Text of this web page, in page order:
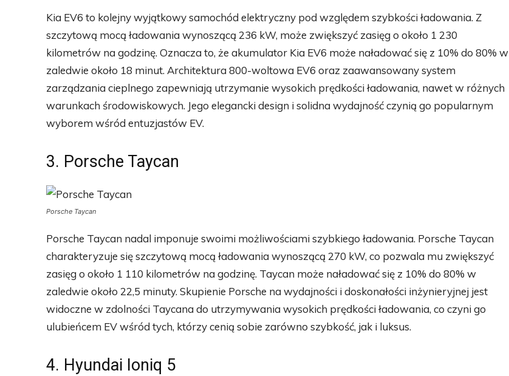
Kia EV6 to kolejny wyjątkowy samochód elektryczny pod względem szybkości ładowania. Z
szczytową mocą ładowania wynoszącą 236 kW, może zwiększyć zasięg o około 1 230
kilometrów na godzinę. Oznacza to, że akumulator Kia EV6 może naładować się z 10% do 80% w
zaledwie około 18 minut. Architektura 800-woltowa EV6 oraz zaawansowany system
zarządzania cieplnego zapewniają utrzymanie wysokich prędkości ładowania, nawet w różnych
warunkach środowiskowych. Jego elegancki design i solidna wydajność czynią go popularnym
wyborem wśród entuzjastów EV.
3. Porsche Taycan
Porsche Taycan
Porsche Taycan nadal imponuje swoimi możliwościami szybkiego ładowania. Porsche Taycan
charakteryzuje się szczytową mocą ładowania wynoszącą 270 kW, co pozwala mu zwiększyć
zasięg o około 1 110 kilometrów na godzinę. Taycan może naładować się z 10% do 80% w
zaledwie około 22,5 minuty. Skupienie Porsche na wydajności i doskonałości inżynieryjnej jest
widoczne w zdolności Taycana do utrzymywania wysokich prędkości ładowania, co czyni go
ulubieńcem EV wśród tych, którzy cenią sobie zarówno szybkość, jak i luksus.
4. Hyundai Ioniq 5